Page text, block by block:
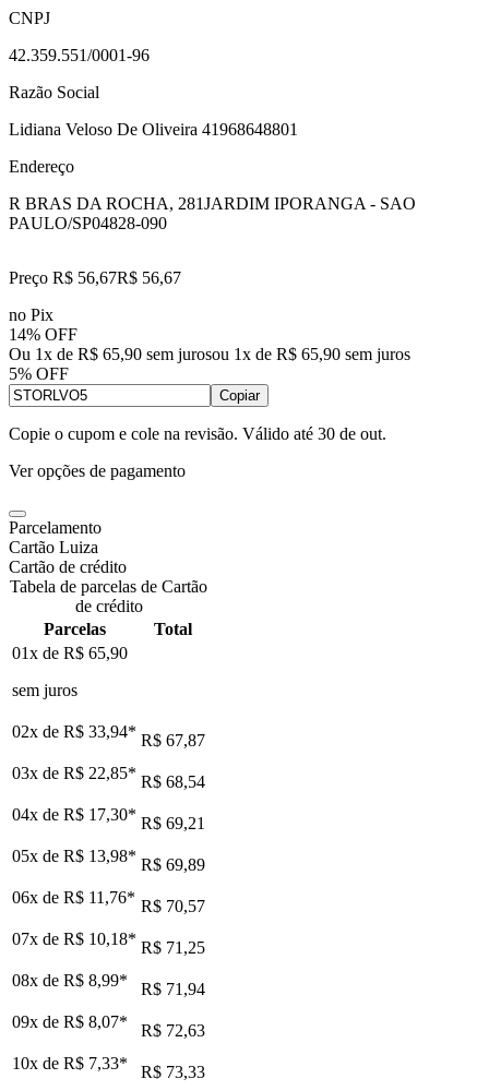
CNPJ
42.359.551/0001-96
Razão Social
Lidiana Veloso De Oliveira 41968648801
Endereço
R BRAS DA ROCHA, 281JARDIM IPORANGA - SAO
PAULO/SP04828-090
Preço R$ 56,67R$ 56,67
no Pix
14% OFF
Ou 1x de R$ 65,90 sem jurosou 1x de R$ 65,90 sem juros
5% OFF
Copiar
Copie o cupom e cole na revisão. Válido até 30 de out.
Ver opções de pagamento
Parcelamento
Cartão Luiza
Cartão de crédito
Tabela de parcelas de Cartão
de crédito
Parcelas
Total
01x de R$ 65,90
sem juros
02x de R$ 33,94* R$ 67,87
03x de R$ 22,85* R$ 68,54
04x de R$ 17,30* R$ 69,21
05x de R$ 13,98* R$ 69,89
06x de R$ 11,76* R$ 70,57
07x de R$ 10,18* R$ 71,25
08x de R$ 8,99*
R$ 71,94
09x de R$ 8,07*
R$ 72,63
10x de R$ 7,33*
R$ 73,33